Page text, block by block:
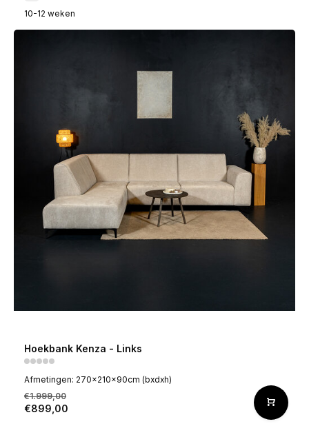
10-12 weken
Hoekbank Kenza - Links
Afmetingen: 270x210x90cm (bxdxh)
€1.999,00
€899,00